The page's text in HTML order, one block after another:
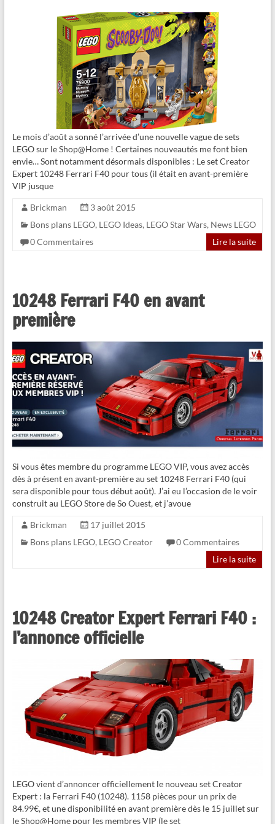
Le mois d’août a sonné l’arrivée d’une nouvelle vague de sets
LEGO sur le Shop@Home ! Certaines nouveautés me font bien
envie… Sont notamment désormais disponibles : Le set Creator
Expert 10248 Ferrari F40 pour tous (il était en avant-première
VIP jusque
Brickman
3 août 2015
Bons plans LEGO, LEGO Ideas, LEGO Star Wars, News LEGO
0 Commentaires
Lire la suite
10248 Ferrari F40 en avant
première
Si vous êtes membre du programme LEGO VIP, vous avez accès
dès à présent en avant-première au set 10248 Ferrari F40 (qui
sera disponible pour tous début août). J’ai eu l’occasion de le voir
construit au LEGO Store de So Ouest, et j’avoue
Brickman
17 juillet 2015
Bons plans LEGO, LEGO Creator
0 Commentaires
Lire la suite
10248 Creator Expert Ferrari F40 :
l’annonce officielle
LEGO vient d’annoncer officiellement le nouveau set Creator
Expert : la Ferrari F40 (10248). 1158 pièces pour un prix de
84.99€, et une disponibilité en avant première dès le 15 juillet sur
le Shop@Home pour les membres VIP (le set